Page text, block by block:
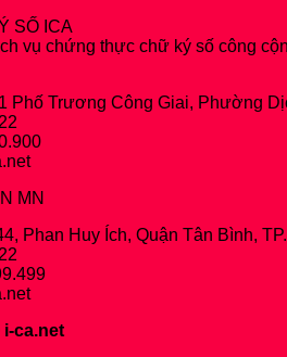
SỐ ICA
vụ chứng thực chữ ký số công
Phố Trương Công Giai, Phường
MN
Phan Huy Ích, Quận Tân Bình,
i-ca.net